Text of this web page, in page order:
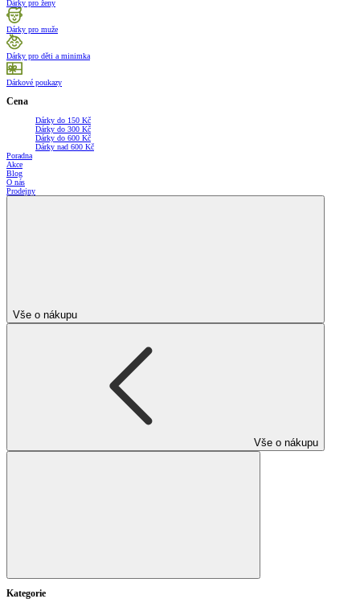
Dárky pro ženy
Dárky pro muže
Dárky pro děti a minimka
Dárkové poukazy
Cena
Dárky do 150 Kč
Dárky do 300 Kč
Dárky do 600 Kč
Dárky nad 600 Kč
Poradna
Akce
Blog
O nás
Prodejny
Vše o nákupu
Vše o nákupu
Kategorie